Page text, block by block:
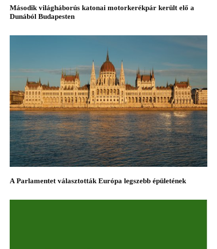
Második világháborús katonai motorkerékpár került elő a
Dunából Budapesten
A Parlamentet választották Európa legszebb épületének